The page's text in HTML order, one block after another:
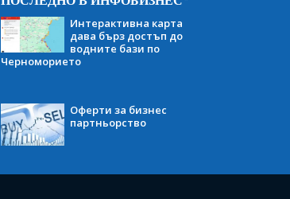
Интерактивна карта
дава бърз достъп до
водните бази по
Черноморието
Оферти за бизнес
партньорство